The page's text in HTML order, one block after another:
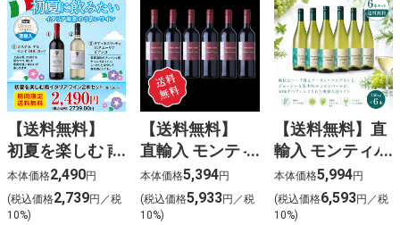
【送料無料】
初夏を楽しむ 南
イタリアワイン
2本セット
本体価格2,490円
(税込価格2,739円／税
10%)
【送料無料】
直輸入 モンティ
バゴ ペイドッ
ク カベルネソ
ーヴィニヨン
本体価格5,394円
(税込価格5,933円／税
10%)
【送料無料】直
輸入 モンティバ
ゴ ソーヴィニヨ
ンブラン・コロ
ンバール (白)
本体価格5,994円
(税込価格6,593円／税
10%)